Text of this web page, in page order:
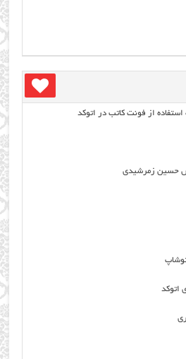
از فونت کاتب در اتوکد
حسین زمرشیدی
اتوکد